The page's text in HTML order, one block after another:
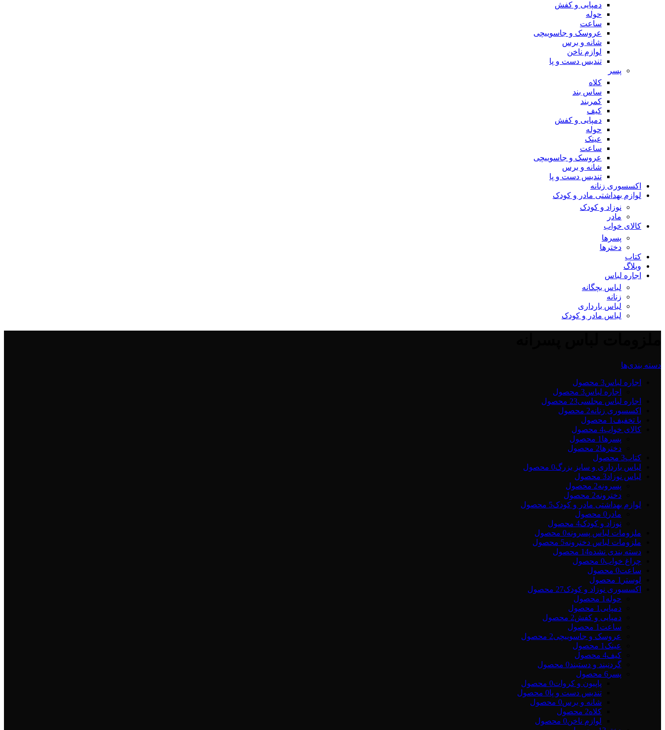
دمپایی و کفش
حوله
ساعت
عروسک و جاسوییچی
شانه و برس
لوازم ناخن
تندیس دست و پا
پسر
کلاه
ساس بند
کمربند
کیف
دمپایی و کفش
حوله
عینک
ساعت
عروسک و جاسوییچی
شانه و برس
تندیس دست و پا
اکسسوری زنانه
لوازم بهداشتی مادر و کودک
نوزاد و کودک
مادر
کالای خواب
پسرها
دخترها
کتاب
وبلاگ
اجاره لباس
لباس بچگانه
زنانه
لباس بارداری
لباس مادر و کودک
دسته بندی‌ها
اجاره لباس3 محصول
اجاره لباس3 محصول
اجاره لباس مجلسی23 محصول
اکسسوری زنانه2 محصول
با تخفیف 1 محصول
کالای خواب4 محصول
پسرها 1 محصول
دخترها2 محصول
کتاب3 محصول
لباس بارداری و سایز بزرگ0 محصول
لباس نوزاد3 محصول
پسرونه2 محصول
دخترونه2 محصول
لوازم بهداشتی مادر و کودک5 محصول
مادر 0 محصول
نوزاد و کودک4 محصول
ملزومات لباس پسرونه0 محصول
ملزومات لباس دخترونه5 محصول
دسته بندی نشده14 محصول
چراغ خواب0 محصول
ساعت0 محصول
لوستر 1 محصول
اکسسوری نوزاد و کودک27 محصول
حوله 1 محصول
دمپایی 1 محصول
دمپایی و کفش2 محصول
ساعت 1 محصول
عروسک و جاسوییچی2 محصول
عینک 1 محصول
کیف4 محصول
گردنبند و دستبند0 محصول
پسر 6 محصول
پاپیون و کروات0 محصول
تندیس دست و پا0 محصول
شانه و برس0 محصول
کلاه2 محصول
لوازم ناخن0 محصول